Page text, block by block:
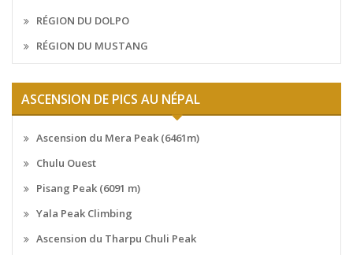
RÉGION DU DOLPO
RÉGION DU MUSTANG
ASCENSION DE PICS AU NÉPAL
Ascension du Mera Peak (6461m)
Chulu Ouest
Pisang Peak (6091 m)
Yala Peak Climbing
Ascension du Tharpu Chuli Peak